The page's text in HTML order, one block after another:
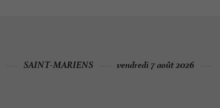
SAINT-MARIENS vendredi 7 août 2026